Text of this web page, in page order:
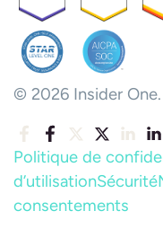
© 2026 Insider
Politique de
d’utilisationSécurité
consentements